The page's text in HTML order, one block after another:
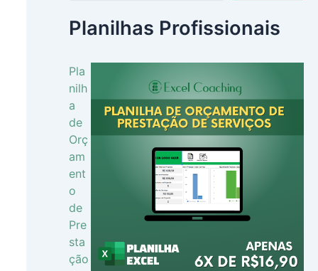
Planilhas Profissionais
Pla
nilh
a
de
Orç
am
ent
o
de
Pre
sta
ção